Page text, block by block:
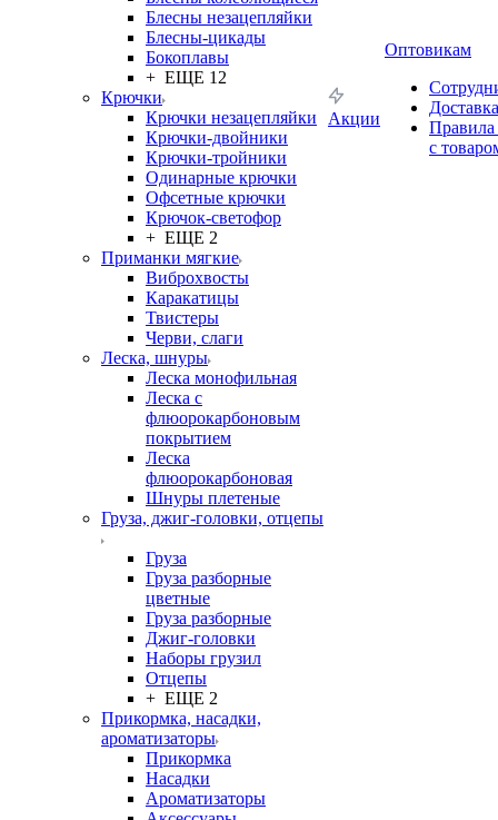
Блесны незацепляйки
Блесны-цикады
Бокоплавы
+ ЕЩЕ 12
Крючки
Крючки незацепляйки
Крючки-двойники
Крючки-тройники
Одинарные крючки
Офсетные крючки
Крючок-светофор
+ ЕЩЕ 2
Приманки мягкие
Виброхвосты
Каракатицы
Твистеры
Черви, слаги
Леска, шнуры
Леска монофильная
Леска с
флюорокарбоновым
покрытием
Леска
флюорокарбоновая
Шнуры плетеные
Груза, джиг-головки, отцепы
Груза
Груза разборные
цветные
Груза разборные
Джиг-головки
Наборы грузил
Отцепы
+ ЕЩЕ 2
Прикормка, насадки,
ароматизаторы
Прикормка
Насадки
Ароматизаторы
Акции
Оптовикам
Доставка
Правила
с